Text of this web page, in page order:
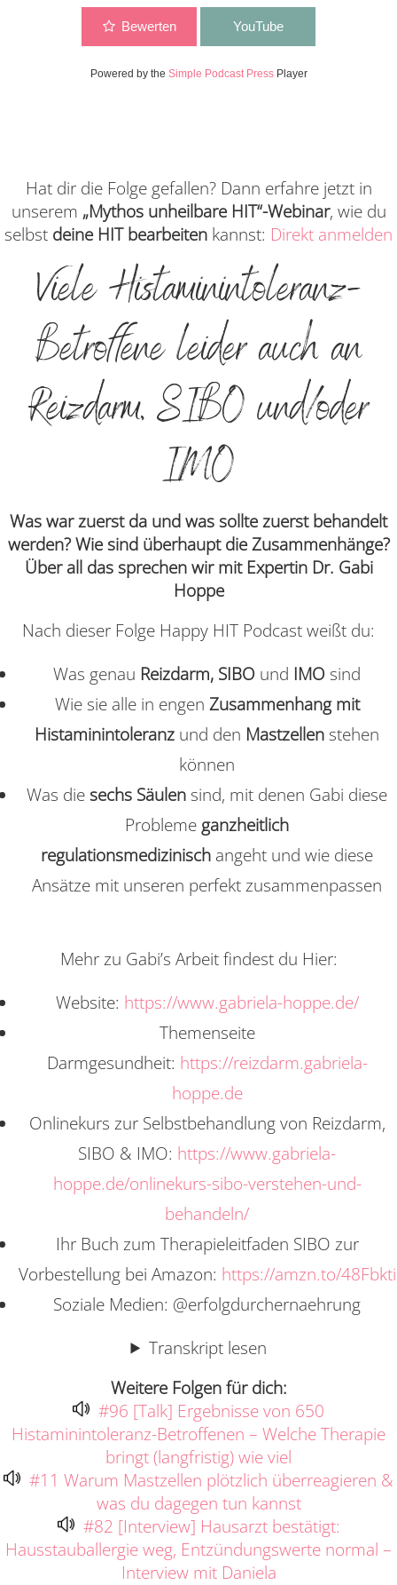
Bewerten YouTube
Powered by the Simple Podcast PressPlayer
Hat dir die Folge gefallen? Dann erfahre jetzt in
unserem „Mythos unheilbare HIT“-Webinar, wie du
selbst deine HIT bearbeiten kannst: Direkt anmelden
Viele Histaminintoleranz-
Betroffene leider auch an
Reizdarm, SIBO und/oder
IMO
Was war zuerst da und was sollte zuerst behandelt
werden? Wie sind überhaupt die Zusammenhänge?
Über all das sprechen wir mit Expertin Dr. Gabi
Hoppe
Nach dieser Folge Happy HIT Podcast weißt du:
Was genau Reizdarm, SIBO und IMO sind
Wie sie alle in engen Zusammenhang mit
Histaminintoleranz und den Mastzellen stehen
können
Was diesechs Säulen sind, mit denen Gabi diese
Probleme ganzheitlich
regulationsmedizinisch angeht und wie diese
Ansätze mit unseren perfekt zusammenpassen
Mehr zu Gabi’s Arbeit findest du Hier:
Website: https://www.gabriela-hoppe.de/
Themenseite
Darmgesundheit: https://reizdarm.gabriela-
hoppe.de
Onlinekurs zur Selbstbehandlung von Reizdarm,
SIBO & IMO: https://www.gabriela-
hoppe.de/onlinekurs-sibo-verstehen-und-
behandeln/
Ihr Buch zum Therapieleitfaden SIBO zur
Vorbestellung bei Amazon: https://amzn.to/48Fbkti
Soziale Medien: @erfolgdurchernaehrung
Transkript lesen
Weitere Folgen für dich:
#96 [Talk] Ergebnisse von 650
Histaminintoleranz-Betroffenen – Welche Therapie
bringt (langfristig) wie viel
#11 Warum Mastzellen plötzlich überreagieren &
was du dagegen tun kannst
#82 [Interview] Hausarzt bestätigt:
Hausstauballergie weg, Entzündungswerte normal –
Interview mit Daniela